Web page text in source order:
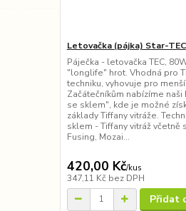
Letovačka (pájka) Star-
Páječka - letovačka TEC,
"longlife" hrot. Vhodná pro
techniku, vyhovuje pro menší
Začátečníkům nabízíme naši
se sklem", kde je možné
základy Tiffany vitráže.
sklem - Tiffany vitráž včetně
Fusing, Mozai...
420,00 Kč/kus
347,11 Kč bez DPH
Přidat